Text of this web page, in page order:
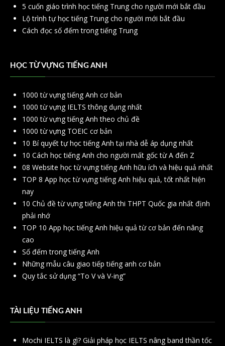
5 cuốn giáo trình học tiếng Trung cho người mới bắt đầu
Lộ trình tự học tiếng Trung cho người mới bắt đầu
Cách đọc số đếm trong tiếng Trung
HỌC TỪ VỰNG TIẾNG ANH
1000 từ vựng tiếng Anh cơ bản
1000 từ vựng IELTS thông dụng nhất
1000 từ vựng tiếng Anh theo chủ đề
1000 từ vựng TOEIC cơ bản
10 Bí quyết tự học tiếng Anh tại nhà dễ áp dụng nhất
10 Cách học tiếng Anh cho người mất gốc từ A đến Z
08 Website học từ vựng tiếng Anh hữu ích và hiệu quả nhất
TOP 8 App học từ vựng tiếng Anh hiệu quả, tốt nhất hiện
nay
10 Chủ đề từ vựng tiếng Anh thi THPT Quốc gia nhất định
phải nhớ
TOP 10 App học tiếng Anh hiệu quả từ cơ bản đến nâng
cao
Số đếm trong tiếng Anh
Những mẫu câu giao tiếp tiếng anh cơ bản
Quy tắc sử dụng “To V và V-ing”
TÀI LIỆU TIẾNG ANH
Mochi IELTS là gì? Giải pháp học IELTS nâng band thần tốc